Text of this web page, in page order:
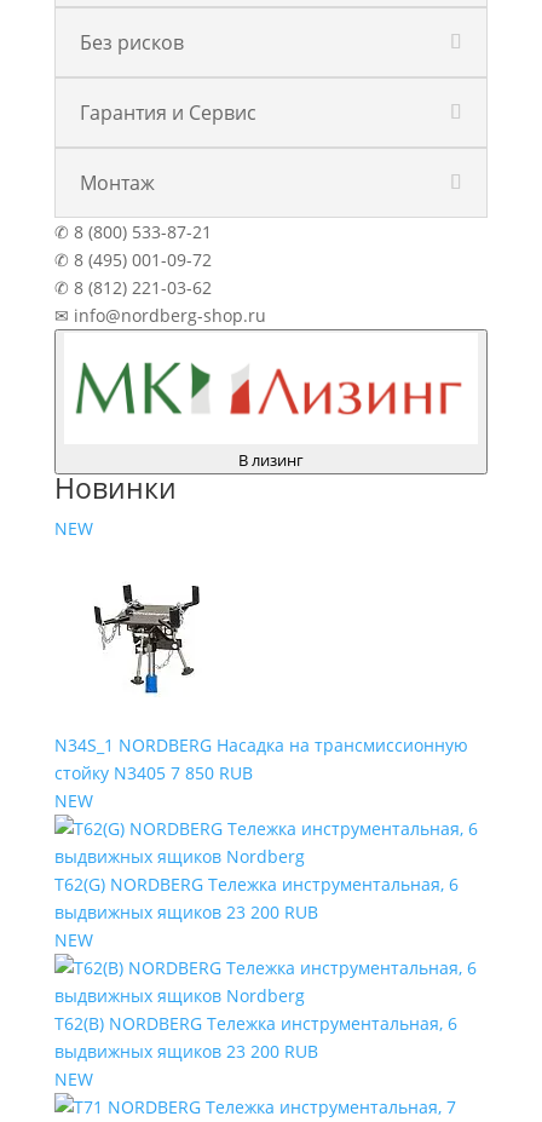
Без рисков
Гарантия и Сервис
Монтаж
✆ 8 (800) 533-87-21
✆ 8 (495) 001-09-72
✆ 8 (812) 221-03-62
✉ info@nordberg-shop.ru
В лизинг
Новинки
NEW
N34S_1 NORDBERG Насадка на трансмиссионную
стойку N3405 7 850 RUB
NEW
T62(G) NORDBERG Тележка инструментальная, 6
выдвижных ящиков 23 200 RUB
NEW
T62(B) NORDBERG Тележка инструментальная, 6
выдвижных ящиков 23 200 RUB
NEW